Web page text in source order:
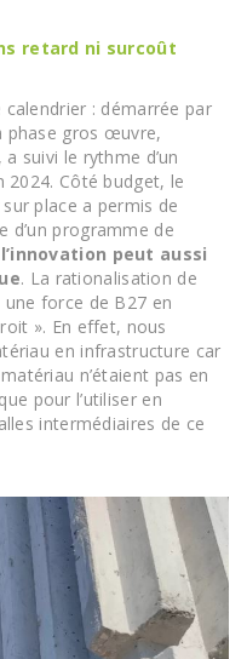
retard ni surcoût
calendrier : démarrée par
phase gros œuvre,
suivi le rythme d’un
Côté budget, le
place a permis de
d’un programme de
l’innovation peut aussi
. La rationalisation de
une force de B27 en
». En effet, nous
en infrastructure car
n’étaient pas en
pour l’utiliser en
intermédiaires de ce